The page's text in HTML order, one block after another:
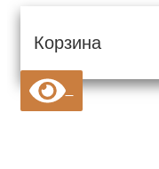
Корзина